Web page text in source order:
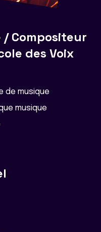
Compositeur
des Voix
de musique
musique